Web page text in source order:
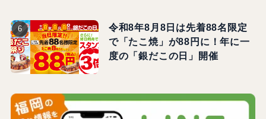
令和8年8月8日は先着88名限定
で「たこ焼」が88円に！年に一
度の「銀だこの日」開催